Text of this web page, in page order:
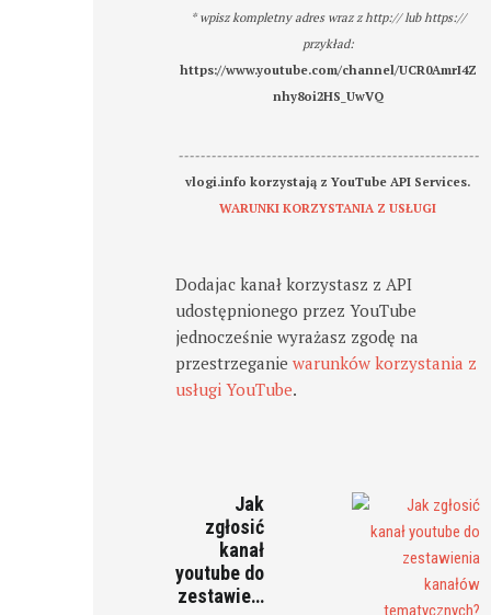
* wpisz kompletny adres wraz z http:// lub https://
przykład:
https://www.youtube.com/channel/UCR0AmrI4Z
nhy8oi2HS_UwVQ
-------------------------------------------------------
vlogi.info korzystają z YouTube API Services.
WARUNKI KORZYSTANIA Z USŁUGI
Dodajac kanał korzystasz z API
udostępnionego przez YouTube
jednocześnie wyrażasz zgodę na
przestrzeganiewarunków korzystania z
usługi YouTube.
Jak
zgłosić
kanał
youtube do
zestawie…